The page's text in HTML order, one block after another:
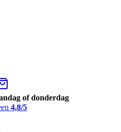
of donderdag
4,8/5